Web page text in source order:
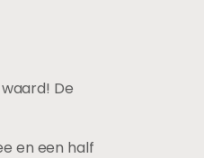
De
en een half